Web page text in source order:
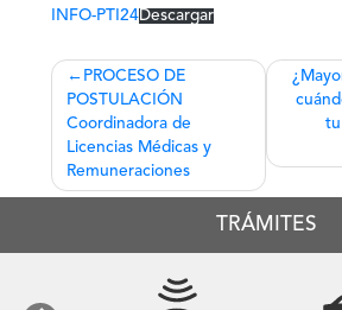
INFO-PTI24Descargar
Navegación
de
entradas
PROCESO DE
POSTULACIÓN
Coordinadora de
Licencias Médicas y
Remuneraciones
tu
TRÁMITES